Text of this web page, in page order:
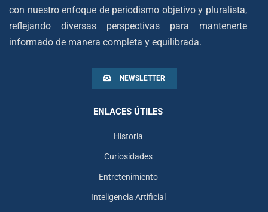
con nuestro enfoque de periodismo objetivo y pluralista,
reflejando diversas perspectivas para mantenerte
informado de manera completa y equilibrada.
NEWSLETTER
ENLACES ÚTILES
Historia
Curiosidades
Entretenimiento
Inteligencia Artificial